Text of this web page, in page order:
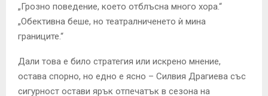
„Грозно поведение, което отблъсна много хора.“
„Обективна беше, но театралниченето ѝ мина
границите.“
Дали това е било стратегия или искрено мнение,
остава спорно, но едно е ясно – Силвия Драгиева със
сигурност остави ярък отпечатък в сезона на